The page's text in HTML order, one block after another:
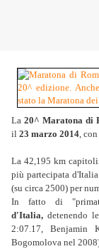
La 20^ Maratona di
il 23 marzo 2014,
La 42,195 km
più partecipata
(su circa 2500) per
In fatto di
d'Italia, detenendo
2:07.17,
Bogomolova nel